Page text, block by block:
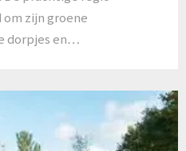
zijn groene
dorpjes en…